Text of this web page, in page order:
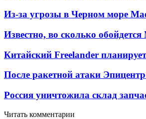
Из-за угрозы в Черном море
Известно, во сколько
Китайский Freelander
После ракетной атаки
Россия уничтожила склад
Читать комментарии